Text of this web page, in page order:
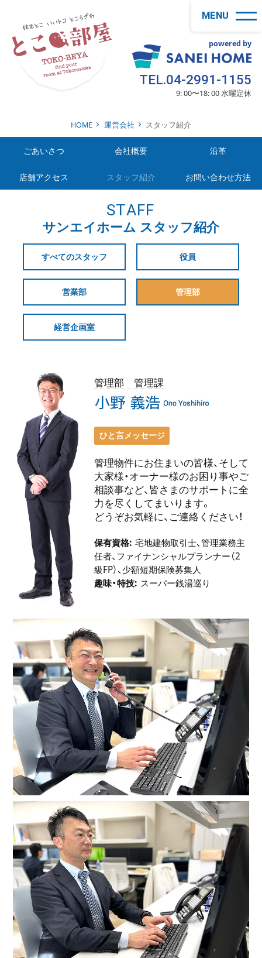
MENU
賃貸をさ
9: 00〜18: 00 水曜定休
TEL.04-2991-1155
powered by
HOME 運営会社 スタッフ紹介
ごあいさつ 会社概要 沿革
店舗アクセス スタッフ紹介 お問い合わせ方法
STAFF
サンエイホーム スタッフ紹介
すべてのスタッフ 役員
営業部 管理部
経営企画室
管理部 管理課
ひと言メッセージ
管理物件にお住まいの皆様、そして
大家様・オーナー様のお困り事やご
相談事など、皆さまのサポートに全
力を尽くしてまいります。
どうぞお気軽に、ご連絡ください！
保有資格 宅地建物取引士、管理業務主
任者、ファイナンシャルプランナー（2
級FP）、少額短期保険募集人
趣味・特技 スーパー銭湯巡り